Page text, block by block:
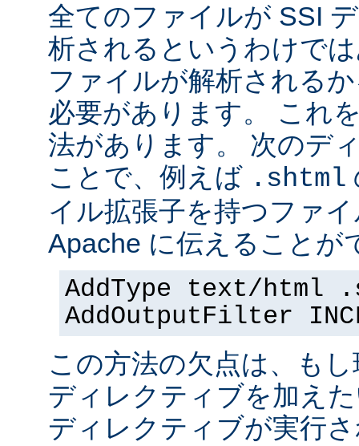
全てのファイルが SSI
析されるというわけで
ファイルが解析される
必要があります。 これ
法があります。 次のデ
ことで、例えば .shtml
イル拡張子を持つファ
Apache に伝えることが
AddType text/html
AddOutputFilter
この方法の欠点は、も
ディレクティブを加え
ディレクティブが実行